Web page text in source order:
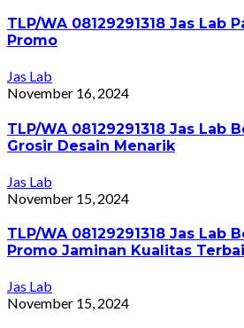
TLP/WA 08129291318 Jas Lab
Promo
Jas Lab
November 16, 2024
TLP/WA 08129291318 Jas Lab
Grosir Desain Menarik
Jas Lab
November 15, 2024
TLP/WA 08129291318 Jas Lab
Promo Jaminan Kualitas
Jas Lab
November 15, 2024